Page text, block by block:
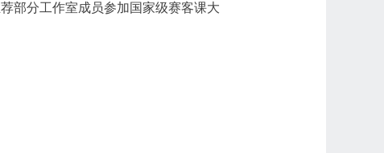
部分工作室成员参加国家级赛客课大